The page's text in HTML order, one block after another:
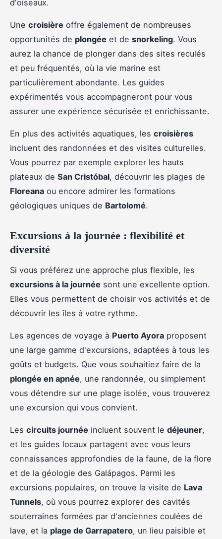
d'oiseaux.
Une croisière offre également de nombreuses
opportunités de plongée et de snorkeling. Vous
aurez la chance de plonger dans des sites reculés
et peu fréquentés, où la vie marine est
particulièrement abondante. Les guides
expérimentés vous accompagneront pour vous
assurer une expérience sécurisée et enrichissante.
En plus des activités aquatiques, les croisières
incluent des randonnées et des visites culturelles.
Vous pourrez par exemple explorer les hauts
plateaux de San Cristóbal, découvrir les plages de
Floreana ou encore admirer les formations
géologiques uniques de Bartolomé.
Excursions à la journée : flexibilité et
diversité
Si vous préférez une approche plus flexible, les
excursions à la journée sont une excellente option.
Elles vous permettent de choisir vos activités et de
découvrir les îles à votre rythme.
Les agences de voyage à Puerto Ayora proposent
une large gamme d'excursions, adaptées à tous les
goûts et budgets. Que vous souhaitiez faire de la
plongée en apnée, une randonnée, ou simplement
vous détendre sur une plage isolée, vous trouverez
une excursion qui vous convient.
Les circuits journée incluent souvent le déjeuner,
et les guides locaux partagent avec vous leurs
connaissances approfondies de la faune, de la flore
et de la géologie des Galápagos. Parmi les
excursions populaires, on trouve la visite de Lava
Tunnels, où vous pourrez explorer des cavités
souterraines formées par d'anciennes coulées de
lave, et la plage de Garrapatero, un lieu paisible et